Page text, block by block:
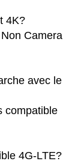
4K?
Camera
avec le
compatible
4G-LTE?